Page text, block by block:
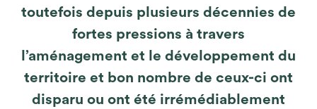
toutefois depuis plusieurs décennies de
fortes pressions à travers
l’aménagement et le développement du
territoire et bon nombre de ceux-ci ont
disparu ou ont été irrémédiablement